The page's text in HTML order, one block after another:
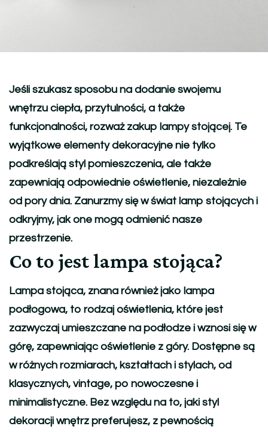
Jeśli szukasz sposobu na dodanie swojemu
wnętrzu ciepła, przytulności, a także
funkcjonalności, rozważ zakup lampy stojącej. Te
wyjątkowe elementy dekoracyjne nie tylko
podkreślają styl pomieszczenia, ale także
zapewniają odpowiednie oświetlenie, niezależnie
od pory dnia. Zanurzmy się w świat lamp stojących i
odkryjmy, jak one mogą odmienić nasze
przestrzenie.
Co to jest lampa stojąca?
Lampa stojąca, znana również jako lampa
podłogowa, to rodzaj oświetlenia, które jest
zazwyczaj umieszczane na podłodze i wznosi się w
górę, zapewniając oświetlenie z góry. Dostępne są
w różnych rozmiarach, kształtach i stylach, od
klasycznych, vintage, po nowoczesne i
minimalistyczne. Bez względu na to, jaki styl
dekoracji wnętrz preferujesz, z pewnością